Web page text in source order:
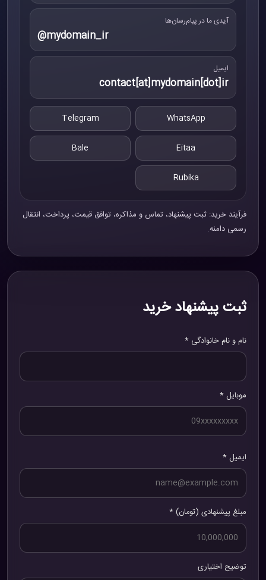
آیدی ما در پیام‌رسان‌ها
@mydomain_ir
ایمیل
contact[at]mydomain[dot]ir
WhatsApp
Telegram
Eitaa
Bale
Rubika
فرآیند خرید: ثبت پیشنهاد، تماس و مذاکره، توافق قیمت، پرداخت، انتقال
رسمی دامنه.
ثبت پیشنهاد خرید
نام و نام خانوادگی *
موبایل *
ایمیل *
مبلغ پیشنهادی (تومان) *
توضیح اختیاری